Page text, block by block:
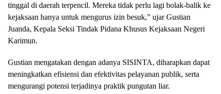
tinggal di daerah terpencil. Mereka tidak perlu lagi bolak-balik ke
kejaksaan hanya untuk mengurus izin besuk,” ujar Gustian
Juanda, Kepala Seksi Tindak Pidana Khusus Kejaksaan Negeri
Karimun.
Gustian mengatakan dengan adanya SISINTA, diharapkan dapat
meningkatkan efisiensi dan efektivitas pelayanan publik, serta
mengurangi potensi terjadinya praktik pungutan liar.